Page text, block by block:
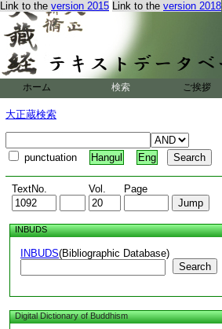
Link to the version 2015 Link to the version 2018
ホーム 検索 ご挨拶
大正蔵検索
punctuation Hangul Eng
TextNo. Vol. Page
INBUDS
INBUDS(Bibliographic Database)
Search
Digital Dictionary of Buddhism